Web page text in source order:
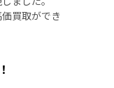
買取ができ